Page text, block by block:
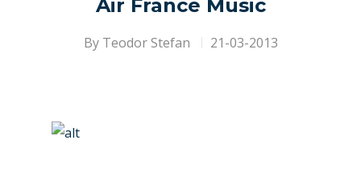
Air France Music
By Teodor Stefan 21-03-2013